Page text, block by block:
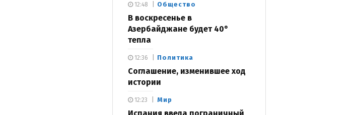
Общество
В воскресенье в
Азербайджане будет 40°
тепла
12:48
Политика
Соглашение, изменившее ход
истории
12:36
Мир
12:23